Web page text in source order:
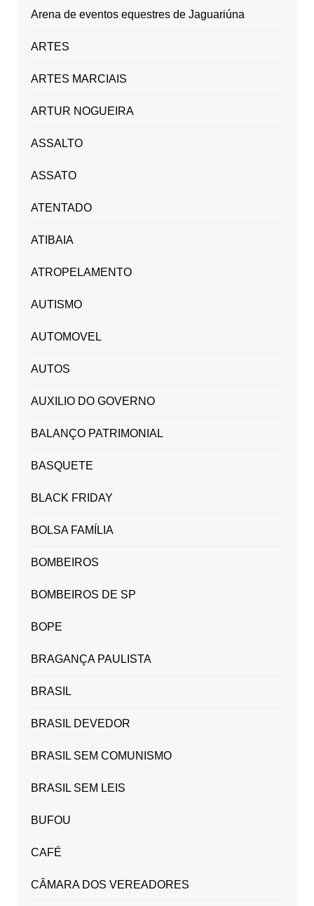
Arena de eventos equestres de Jaguariúna
ARTES
ARTES MARCIAIS
ARTUR NOGUEIRA
ASSALTO
ASSATO
ATENTADO
ATIBAIA
ATROPELAMENTO
AUTISMO
AUTOMOVEL
AUTOS
AUXILIO DO GOVERNO
BALANÇO PATRIMONIAL
BASQUETE
BLACK FRIDAY
BOLSA FAMÍLIA
BOMBEIROS
BOMBEIROS DE SP
BOPE
BRAGANÇA PAULISTA
BRASIL
BRASIL DEVEDOR
BRASIL SEM COMUNISMO
BRASIL SEM LEIS
BUFOU
CAFÉ
CÂMARA DOS VEREADORES